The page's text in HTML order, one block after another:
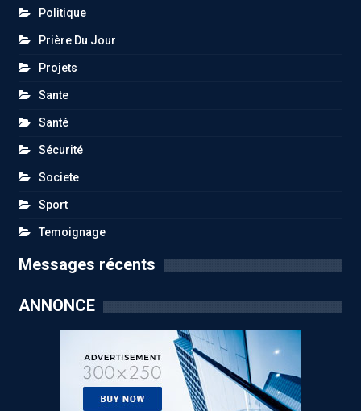
Politique
Prière Du Jour
Projets
Sante
Santé
Sécurité
Societe
Sport
Temoignage
Messages récents
ANNONCE